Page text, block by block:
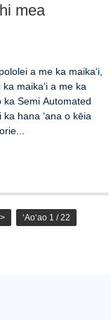
mea
a me ka maikaʻi,
maikaʻi a me ka
ka Semi Automated
ka hana ʻana o kēia
ʻAoʻao 1 / 22